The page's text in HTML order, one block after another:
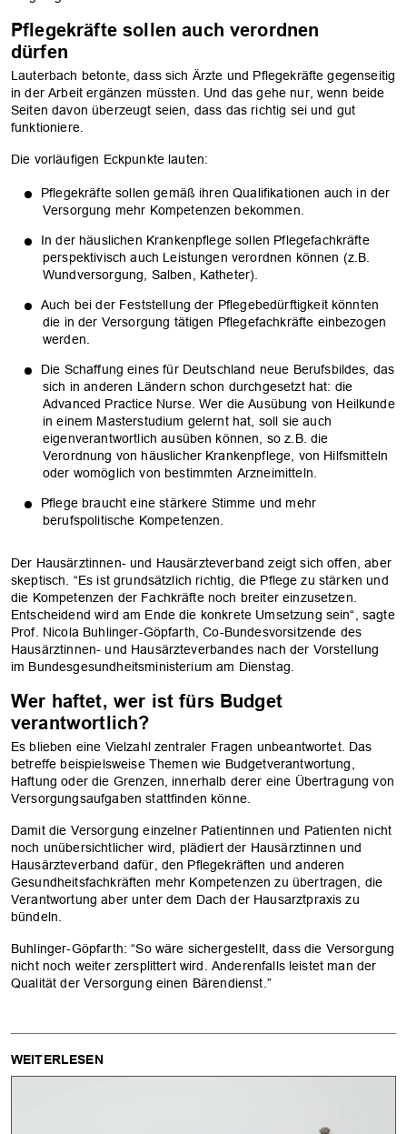
OK
Pflegekräfte sollen auch verordnen
dürfen
Lauterbach betonte, dass sich Ärzte und Pflegekräfte gegenseitig
in der Arbeit ergänzen müssten. Und das gehe nur, wenn beide
Seiten davon überzeugt seien, dass das richtig sei und gut
funktioniere.
Die vorläufigen Eckpunkte lauten:
Pflegekräfte sollen gemäß ihren Qualifikationen auch in der
Versorgung mehr Kompetenzen bekommen.
In der häuslichen Krankenpflege sollen Pflegefachkräfte
perspektivisch auch Leistungen verordnen können (z.B.
Wundversorgung, Salben, Katheter).
Auch bei der Feststellung der Pflegebedürftigkeit könnten
die in der Versorgung tätigen Pflegefachkräfte einbezogen
werden.
Die Schaffung eines für Deutschland neue Berufsbildes, das
sich in anderen Ländern schon durchgesetzt hat: die
Advanced Practice Nurse. Wer die Ausübung von Heilkunde
in einem Masterstudium gelernt hat, soll sie auch
eigenverantwortlich ausüben können, so z.B. die
Verordnung von häuslicher Krankenpflege, von Hilfsmitteln
oder womöglich von bestimmten Arzneimitteln.
Pflege braucht eine stärkere Stimme und mehr
berufspolitische Kompetenzen.
Der Hausärztinnen- und Hausärzteverband zeigt sich offen, aber
skeptisch. “Es ist grundsätzlich richtig, die Pflege zu stärken und
die Kompetenzen der Fachkräfte noch breiter einzusetzen.
Entscheidend wird am Ende die konkrete Umsetzung sein“, sagte
Prof. Nicola Buhlinger-Göpfarth, Co-Bundesvorsitzende des
Hausärztinnen- und Hausärzteverbandes nach der Vorstellung
im Bundesgesundheitsministerium am Dienstag.
Wer haftet, wer ist fürs Budget
verantwortlich?
Es blieben eine Vielzahl zentraler Fragen unbeantwortet. Das
betreffe beispielsweise Themen wie Budgetverantwortung,
Haftung oder die Grenzen, innerhalb derer eine Übertragung von
Versorgungsaufgaben stattfinden könne.
Damit die Versorgung einzelner Patientinnen und Patienten nicht
noch unübersichtlicher wird, plädiert der Hausärztinnen und
Hausärzteverband dafür, den Pflegekräften und anderen
Gesundheitsfachkräften mehr Kompetenzen zu übertragen, die
Verantwortung aber unter dem Dach der Hausarztpraxis zu
bündeln.
Buhlinger-Göpfarth: “So wäre sichergestellt, dass die Versorgung
nicht noch weiter zersplittert wird. Anderenfalls leistet man der
Qualität der Versorgung einen Bärendienst.”
WEITERLESEN